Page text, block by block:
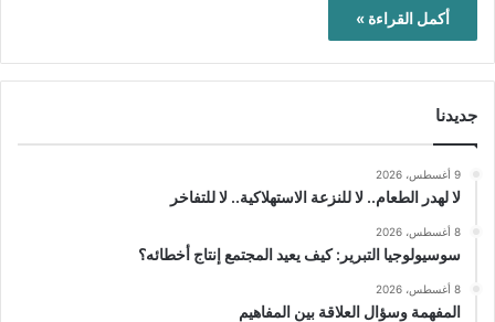
أكمل القراءة »
جديدنا
9 أغسطس، 2026
لا لهدر الطعام.. لا للنزعة الاستهلاكية.. لا للتفاخر
8 أغسطس، 2026
سوسيولوجيا التبرير: كيف يعيد المجتمع إنتاج أخطائه؟
8 أغسطس، 2026
المفهمة وسؤال العلاقة بين المفاهيم